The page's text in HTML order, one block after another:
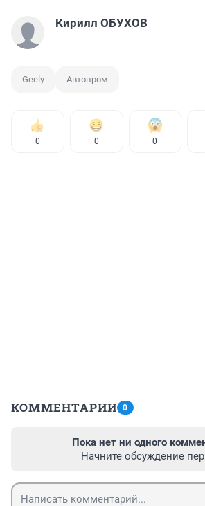
Кирилл ОБУХОВ
Geely Автопром
0 0 0
КОММЕНТАРИИ 0
Пока нет ни одного
Начните обсуждение